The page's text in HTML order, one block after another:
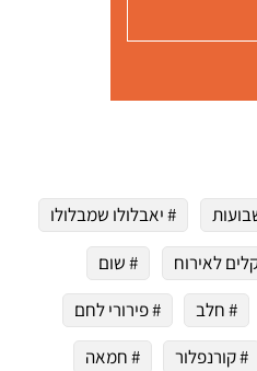
# יאבלולו שמבלולו
לאירוח
# שום
# חלב
# פירורי לחם
# קורנפלור
# חמאה